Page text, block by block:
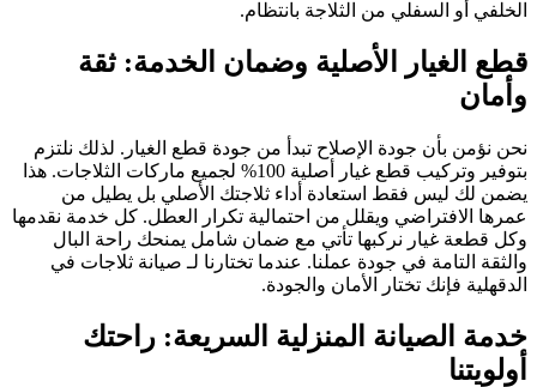
الخلفي أو السفلي من الثلاجة بانتظام.
قطع الغيار الأصلية وضمان الخدمة: ثقة
وأمان
نحن نؤمن بأن جودة الإصلاح تبدأ من جودة قطع الغيار. لذلك نلتزم
بتوفير وتركيب قطع غيار أصلية 100% لجميع ماركات الثلاجات. هذا
يضمن لك ليس فقط استعادة أداء ثلاجتك الأصلي بل يطيل من
عمرها الافتراضي ويقلل من احتمالية تكرار العطل. كل خدمة نقدمها
وكل قطعة غيار نركبها تأتي مع ضمان شامل يمنحك راحة البال
والثقة التامة في جودة عملنا. عندما تختارنا لـ صيانة ثلاجات في
الدقهلية فإنك تختار الأمان والجودة.
خدمة الصيانة المنزلية السريعة: راحتك
أولويتنا